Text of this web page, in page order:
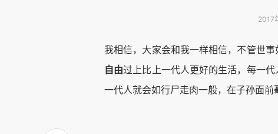
2017
我相信，大家会和我一样相信，不管世
自由过上比上一代人更好的生活，每一代
一代人就会如行尸走肉一般，在子孙面前